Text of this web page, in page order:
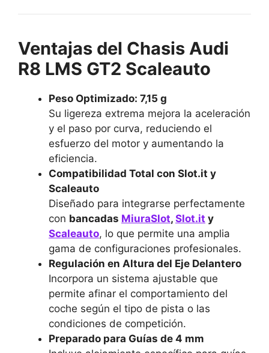
Ventajas del Chasis Audi
R8 LMS GT2 Scaleauto
Peso Optimizado: 7,15 g
Su ligereza extrema mejora la aceleración
y el paso por curva, reduciendo el
esfuerzo del motor y aumentando la
eficiencia.
Compatibilidad Total con Slot.it y
Scaleauto
Diseñado para integrarse perfectamente
con bancadas MiuraSlot, Slot.it y
Scaleauto, lo que permite una amplia
gama de configuraciones profesionales.
Regulación en Altura del Eje Delantero
Incorpora un sistema ajustable que
permite afinar el comportamiento del
coche según el tipo de pista o las
condiciones de competición.
Preparado para Guías de 4 mm